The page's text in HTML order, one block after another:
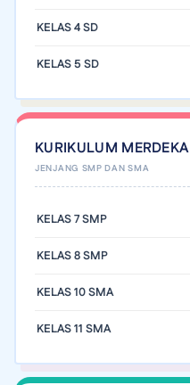
KELAS 4 SD
KELAS 5 SD
KURIKULUM MERDEKA
KELAS 7 SMP
KELAS 8 SMP
KELAS 10 SMA
KELAS 11 SMA